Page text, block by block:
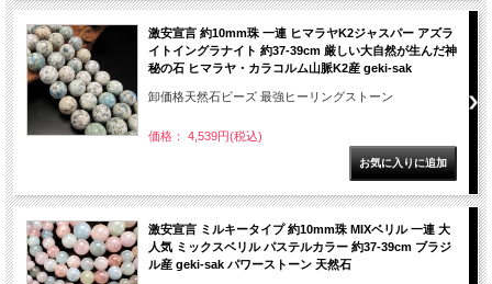
激安宣言 約10mm珠 一連 ヒマラヤK2ジャスパー アズラ
イトイングラナイト 約37-39cm 厳しい大自然が生んだ神
秘の石 ヒマラヤ・カラコルム山脈K2産 geki-sak
卸価格天然石ビーズ 最強ヒーリングストーン
価格： 4,539円(税込)
激安宣言 ミルキータイプ 約10mm珠 MIXベリル 一連 大
人気 ミックスベリル パステルカラー 約37-39cm ブラジ
ル産 geki-sak パワーストーン 天然石